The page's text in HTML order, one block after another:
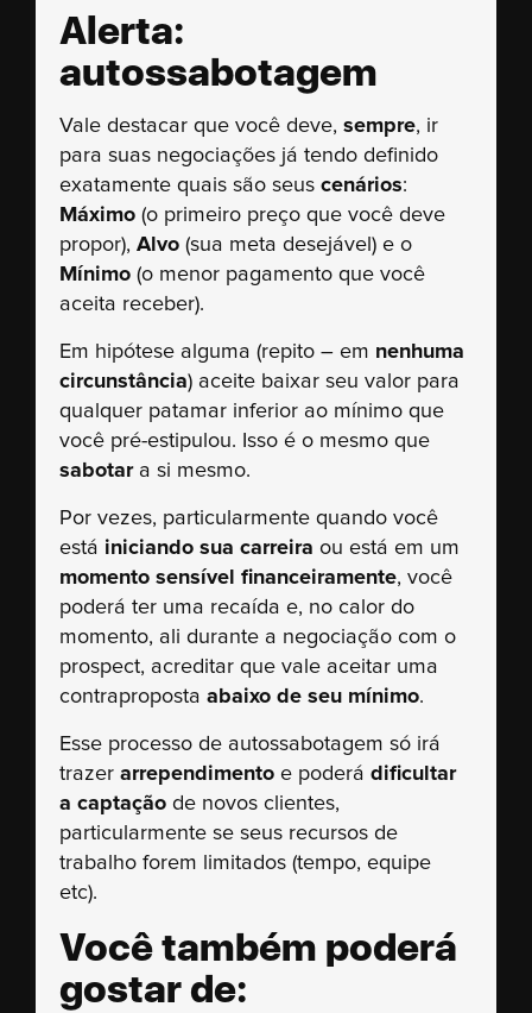
Alerta:
autossabotagem
Vale destacar que você deve, sempre, ir
para suas negociações já tendo definido
exatamente quais são seus cenários:
Máximo (o primeiro preço que você deve
propor), Alvo (sua meta desejável) e o
Mínimo (o menor pagamento que você
aceita receber).
Em hipótese alguma (repito – em nenhuma
circunstância) aceite baixar seu valor para
qualquer patamar inferior ao mínimo que
você pré-estipulou. Isso é o mesmo que
sabotara si mesmo.
Por vezes, particularmente quando você
está iniciando sua carreira ou está em um
momento sensível financeiramente, você
poderá ter uma recaída e, no calor do
momento, ali durante a negociação com o
prospect, acreditar que vale aceitar uma
contraproposta abaixo de seu mínimo.
Esse processo de autossabotagem só irá
trazer arrependimento e poderá dificultar
a captação de novos clientes,
particularmente se seus recursos de
trabalho forem limitados (tempo, equipe
etc).
Você também poderá
gostar de: